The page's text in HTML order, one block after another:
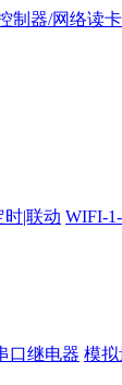
时|联动 WIFI-
口继电器 模拟